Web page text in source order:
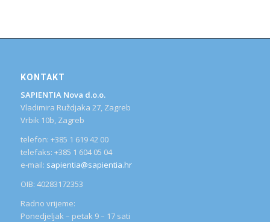
KONTAKT
SAPIENTIA Nova d.o.o.
Vladimira Ruždjaka 27, Zagreb
Vrbik 10b, Zagreb
telefon: +385 1 619 42 00
telefaks: +385 1 604 05 04
e-mail: sapientia@sapientia.hr
OIB: 40283172353
Radno vrijeme:
Ponedjeljak – petak 9 – 17 sati